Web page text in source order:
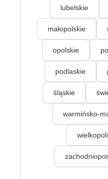
lubelskie
małopolskie
opolskie
podlaskie
śląskie
warmińsko-